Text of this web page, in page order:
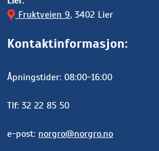
Fruktveien 9, 3402 Lier
Kontaktinformasjon:
Åpningstider: 08:00-16:00
Tlf: 32 22 85 50
e-post: norgro@norgro.no